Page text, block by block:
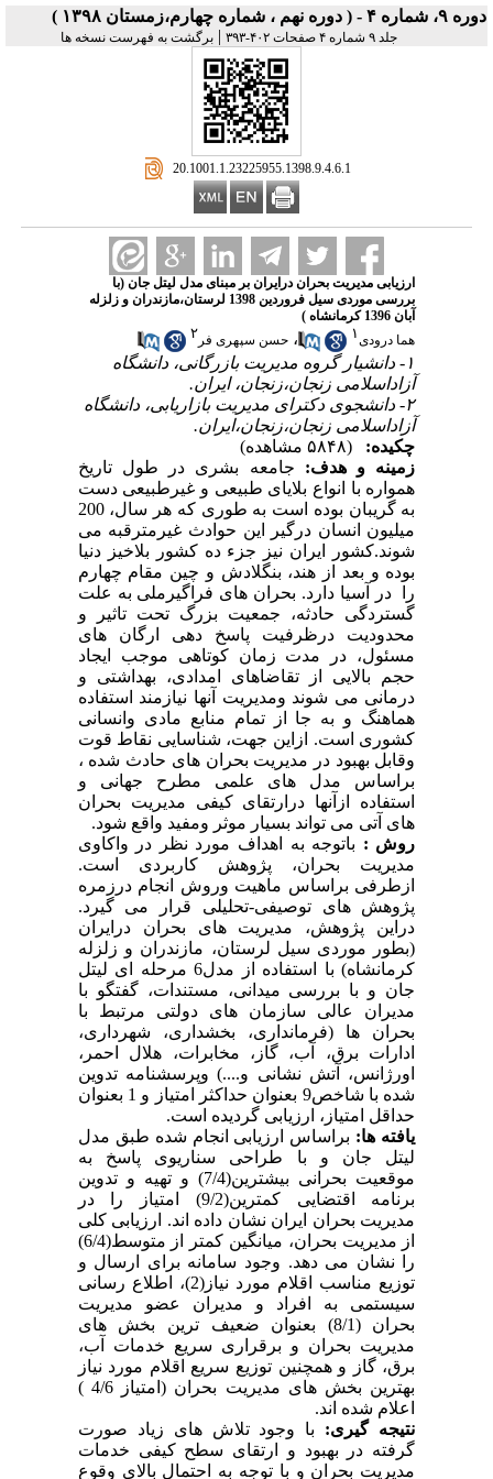
دوره ۹، شماره ۴ - ( دوره نهم ، شماره چهارم،زمستان ۱۳۹۸ )
جلد ۹ شماره ۴ صفحات ۴۰۲-۳۹۳ | برگشت به فهرست نسخه ها
‎ 20.1001.1.23225955.1398.9.4.6.1
ارزیابی مدیریت بحران درایران بر مبنای مدل لیتل جان (با
بررسی موردی سیل فروردین 1398 لرستان،مازندران و زلزله
آبان 1396 کرمانشاه )
هما درودی۱ ، حسن سپهری فر ۲
۱- دانشیار گروه مدیریت بازرگانی، دانشگاه
آزاداسلامی زنجان،زنجان، ایران.
۲- دانشجوی دکترای مدیریت بازاریابی، دانشگاه
آزاداسلامی زنجان،زنجان،ایران.
چکیده:
(۵۸۴۸ مشاهده)
زمینه و هدف: جامعه بشری در طول تاریخ
همواره با انواع بلایای طبیعی و غیرطبیعی دست
به گریبان بوده است به طوری که هر سال، 200
میلیون انسان درگیر این حوادث غیرمترقبه می
شوند.کشور ایران نیز جزء ده کشور بلاخیز دنیا
بوده و بعد از هند، بنگلادش و چین مقام چهارم
را در آسیا دارد. بحران های فراگیرملی به علت
گستردگی حادثه، جمعیت بزرگ تحت تاثیر و
محدودیت درظرفیت پاسخ دهی ارگان های
مسئول، در مدت زمان کوتاهی موجب ایجاد
حجم بالایی از تقاضاهای امدادی، بهداشتی و
درمانی می شوند ومدیریت آنها نیازمند استفاده
هماهنگ و به جا از تمام منابع مادی وانسانی
کشوری است. ازاین جهت، شناسایی نقاط قوت
وقابل بهبود در مدیریت بحران های حادث شده ،
براساس مدل های علمی مطرح جهانی و
استفاده ازآنها درارتقای کیفی مدیریت بحران
های آتی می تواند بسیار موثر ومفید واقع شود.
روش : باتوجه به اهداف مورد نظر در واکاوی
مدیریت بحران، پژوهش کاربردی است.
ازطرفی براساس ماهیت وروش انجام درزمره
پژوهش های توصیفی-تحلیلی قرار می گیرد.
در این پژوهش، مدیریت های بحران درایران
(بطور موردی سیل لرستان، مازندران و زلزله
کرمانشاه) با استفاده از مدل6 مرحله ای لیتل
جان و با بررسی میدانی، مستندات، گفتگو با
مدیران عالی سازمان های دولتی مرتبط با
بحران ها (فرمانداری، بخشداری، شهرداری،
ادارات برق، آب، گاز، مخابرات، هلال احمر،
اورژانس، آتش نشانی و....) وپرسشنامه تدوین
شده با شاخص9 بعنوان حداکثر امتیاز و 1 بعنوان
حداقل امتیاز، ارزیابی گردیده است.
یافته ها: براساس ارزیابی انجام شده طبق مدل
لیتل جان و با طراحی سناریوی پاسخ به
موقعیت بحرانی بیشترین(7/4) و تهیه و تدوین
برنامه اقتضایی کمترین(9/2) امتیاز را در
مدیریت بحران ایران نشان داده اند. ارزیابی کلی
از مدیریت بحران، میانگین کمتر از متوسط(6/4)
را نشان می دهد. وجود سامانه برای ارسال و
توزیع مناسب اقلام مورد نیاز(2)، اطلاع رسانی
سیستمی به افراد و مدیران عضو مدیریت
بحران (8/1) بعنوان ضعیف ترین بخش های
مدیریت بحران و برقراری سریع خدمات آب،
برق، گاز و همچنین توزیع سریع اقلام مورد نیاز
بهترین بخش های مدیریت بحران (امتیاز 4/6 )
اعلام شده اند.
نتیجه گیری: با وجود تلاش های زیاد صورت
گرفته در بهبود و ارتقای سطح کیفی خدمات
مدیریت بحران و با توجه به احتمال بالای وقوع